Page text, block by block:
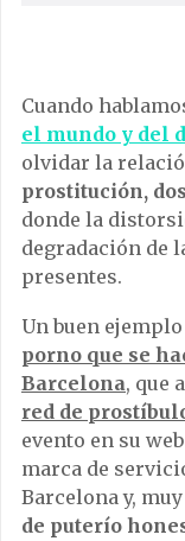
Cuando
el mundo y del
olvidar la
prostitución,
donde la
degradación de
presentes.
Un buen
porno que se
Barcelona, que
red de
evento en su
marca de
Barcelona y,
de puterío